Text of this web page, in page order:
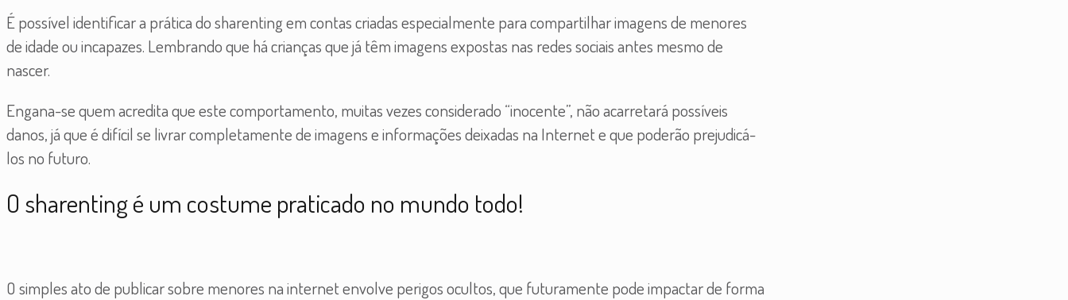
É possível identificar a prática do sharenting em contas criadas especialmente para compartilhar imagens de menores
de idade ou incapazes. Lembrando que há crianças que já têm imagens expostas nas redes sociais antes mesmo de
nascer.
Engana-se quem acredita que este comportamento, muitas vezes considerado “inocente”, não acarretará possíveis
danos, já que é difícil se livrar completamente de imagens e informações deixadas na Internet e que poderão prejudicá-
los no futuro.
O sharenting é um costume praticado no mundo todo!
O simples ato de publicar sobre menores na internet envolve perigos ocultos, que futuramente pode impactar de forma